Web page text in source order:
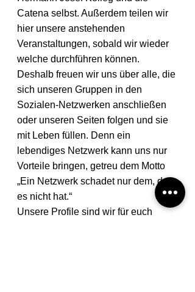
Catena selbst. Außerdem teilen wir
hier unsere anstehenden
Veranstaltungen, sobald wir wieder
welche durchführen können.
Deshalb freuen wir uns über alle, die
sich unseren Gruppen in den
Sozialen-Netzwerken anschließen
oder unseren Seiten folgen und sie
mit Leben füllen. Denn ein
lebendiges Netzwerk kann uns nur
Vorteile bringen, getreu dem Motto
„Ein Netzwerk schadet nur dem, der
es nicht hat.“
Unsere Profile sind wir für euch